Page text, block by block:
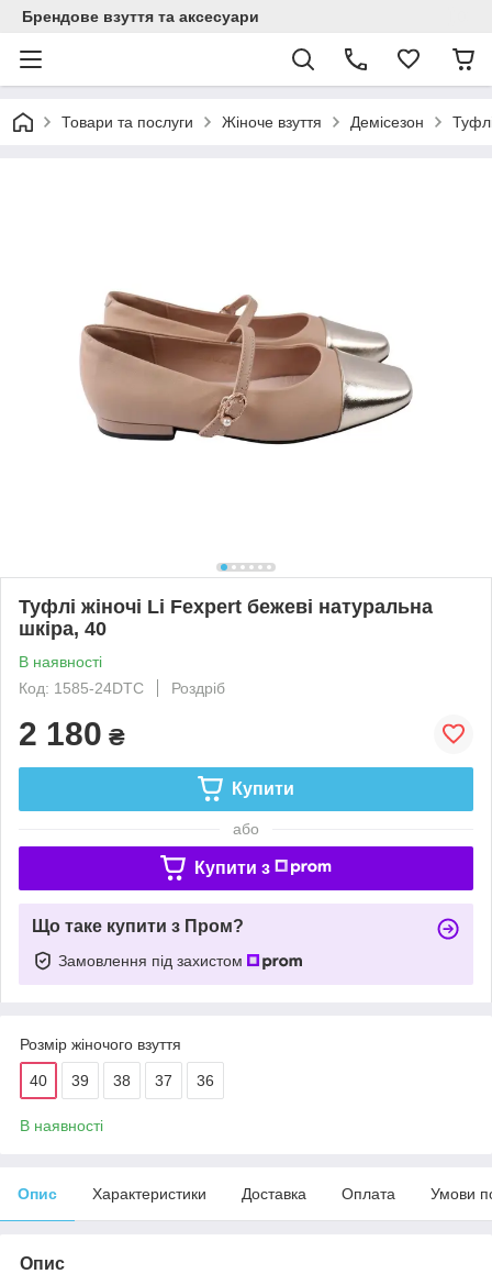
Брендове взуття та аксесуари
Товари та послуги Жіноче взуття Демісезон
Туфлі жіночі Li Fexpert бежеві натуральна
шкіра, 40
В наявності
Код: 1585-24DTC
Роздріб
2 180 ₴
Купити
або
Купити з
Що таке купити з Пром?
Замовлення під захистом
Розмір жіночого взуття
40 39 38 37 36
В наявності
Опис Характеристики Доставка Оплата Умови
Опис